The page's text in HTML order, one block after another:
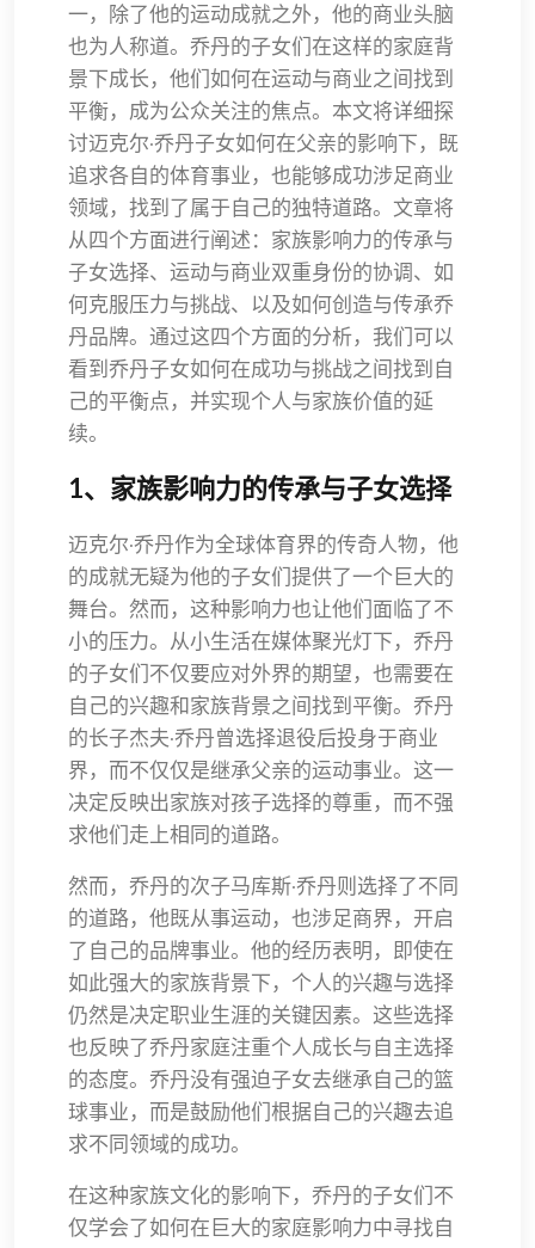
一，除了他的运动成就之外，他的商业头脑
也为人称道。乔丹的子女们在这样的家庭背
景下成长，他们如何在运动与商业之间找到
平衡，成为公众关注的焦点。本文将详细探
讨迈克尔·乔丹子女如何在父亲的影响下，既
追求各自的体育事业，也能够成功涉足商业
领域，找到了属于自己的独特道路。文章将
从四个方面进行阐述：家族影响力的传承与
子女选择、运动与商业双重身份的协调、如
何克服压力与挑战、以及如何创造与传承乔
丹品牌。通过这四个方面的分析，我们可以
看到乔丹子女如何在成功与挑战之间找到自
己的平衡点，并实现个人与家族价值的延
续。
1、家族影响力的传承与子女选择
迈克尔·乔丹作为全球体育界的传奇人物，他
的成就无疑为他的子女们提供了一个巨大的
舞台。然而，这种影响力也让他们面临了不
小的压力。从小生活在媒体聚光灯下，乔丹
的子女们不仅要应对外界的期望，也需要在
自己的兴趣和家族背景之间找到平衡。乔丹
的长子杰夫·乔丹曾选择退役后投身于商业
界，而不仅仅是继承父亲的运动事业。这一
决定反映出家族对孩子选择的尊重，而不强
求他们走上相同的道路。
然而，乔丹的次子马库斯·乔丹则选择了不同
的道路，他既从事运动，也涉足商界，开启
了自己的品牌事业。他的经历表明，即使在
如此强大的家族背景下，个人的兴趣与选择
仍然是决定职业生涯的关键因素。这些选择
也反映了乔丹家庭注重个人成长与自主选择
的态度。乔丹没有强迫子女去继承自己的篮
球事业，而是鼓励他们根据自己的兴趣去追
求不同领域的成功。
在这种家族文化的影响下，乔丹的子女们不
仅学会了如何在巨大的家庭影响力中寻找自